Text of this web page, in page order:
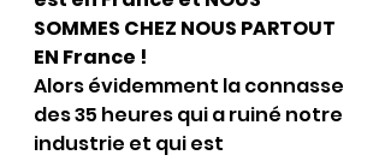
SOMMES CHEZ NOUS PARTOUT
EN France !
Alors évidemment la connasse
des 35 heures qui a ruiné notre
industrie et qui est